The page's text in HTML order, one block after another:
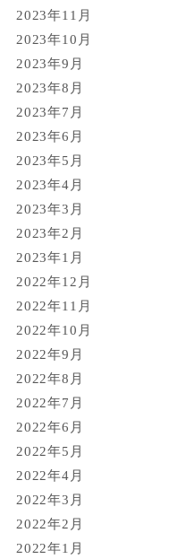
2023年11月
2023年10月
2023年9月
2023年8月
2023年7月
2023年6月
2023年5月
2023年4月
2023年3月
2023年2月
2023年1月
2022年12月
2022年11月
2022年10月
2022年9月
2022年8月
2022年7月
2022年6月
2022年5月
2022年4月
2022年3月
2022年2月
2022年1月